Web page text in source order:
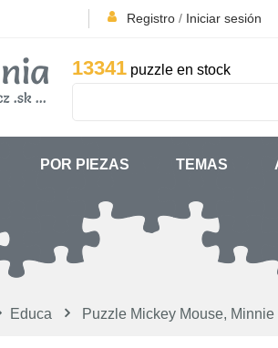
Registro / Iniciar sesión
13341 puzzle en stock
POR PIEZAS TEMAS
Educa Puzzle Mickey Mouse, Minnie